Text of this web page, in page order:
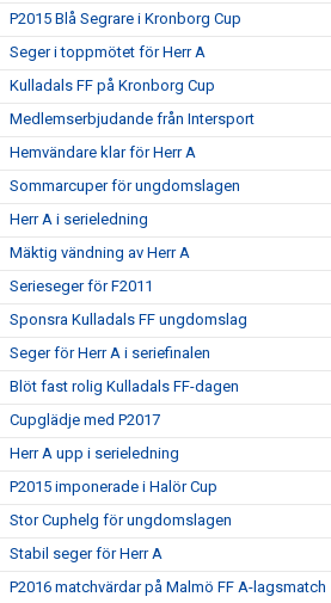
P2015 Blå Segrare i Kronborg Cup
Seger i toppmötet för Herr A
Kulladals FF på Kronborg Cup
Medlemserbjudande från Intersport
Hemvändare klar för Herr A
Sommarcuper för ungdomslagen
Herr A i serieledning
Mäktig vändning av Herr A
Serieseger för F2011
Sponsra Kulladals FF ungdomslag
Seger för Herr A i seriefinalen
Blöt fast rolig Kulladals FF-dagen
Cupglädje med P2017
Herr A upp i serieledning
P2015 imponerade i Halör Cup
Stor Cuphelg för ungdomslagen
Stabil seger för Herr A
P2016 matchvärdar på Malmö FF A-lagsmatch